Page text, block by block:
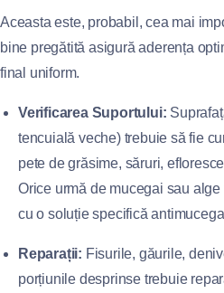
Aceasta este, probabil, cea mai
bine pregătită asigură aderența
final uniform.
Verificarea Suportului:
tencuială veche) trebuie să fie
pete de grăsime, săruri,
Orice urmă de mucegai sau
cu o soluție specifică
Reparații: Fisurile, găurile,
porțiunile desprinse trebuie